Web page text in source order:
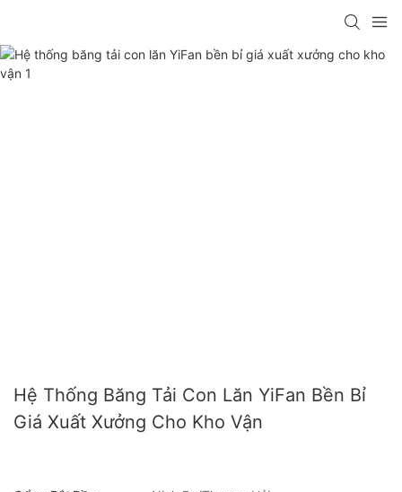
Hệ Thống Băng Tải Con Lăn YiFan Bền Bỉ
Giá Xuất Xưởng Cho Kho Vận